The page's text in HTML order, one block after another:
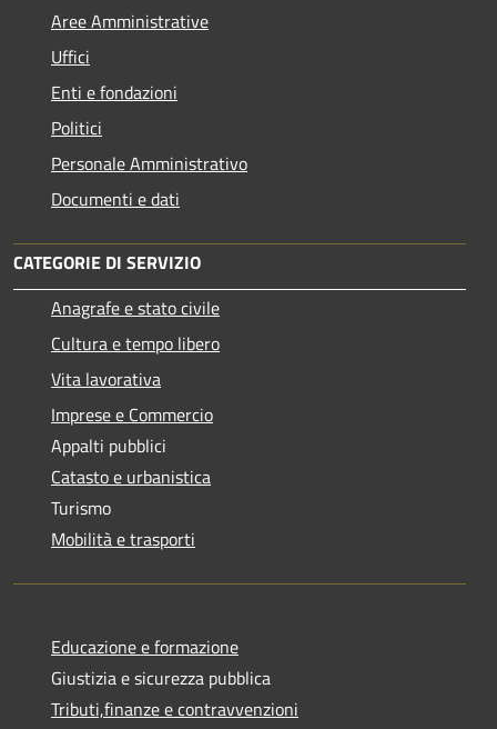
Aree Amministrative
Uffici
Enti e fondazioni
Politici
Personale Amministrativo
Documenti e dati
CATEGORIE DI SERVIZIO
Anagrafe e stato civile
Cultura e tempo libero
Vita lavorativa
Imprese e Commercio
Appalti pubblici
Catasto e urbanistica
Turismo
Mobilità e trasporti
Educazione e formazione
Giustizia e sicurezza pubblica
Tributi,finanze e contravvenzioni